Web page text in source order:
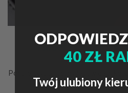
Portfel wyposażony jest w
ułatwia ich przechowywanie i
40 ZŁ
Twój ulubiony